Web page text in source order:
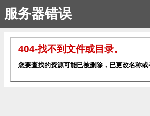
服务器错误
404-找不到文件或目录。
您要查找的资源可能已被删除，已更改名称或